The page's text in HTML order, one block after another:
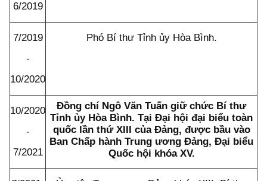
6/2019
7/2019
-
10/2020
Phó Bí thư Tỉnh ủy Hòa Bình.
10/2020
-
7/2021
Đồng chí Ngô Văn Tuấn giữ chức Bí thư
Tỉnh ủy Hòa Bình. Tại Đại hội đại biểu toàn
quốc lần thứ XIII của Đảng, được bầu vào
Ban Chấp hành Trung ương Đảng, Đại biểu
Quốc hội khóa XV.